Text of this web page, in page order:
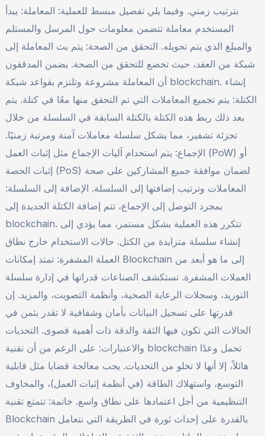
بترتيب زمني. وفيما يلي تفصيل مبسط للعملية: المعاملة: يبدأ
المستخدم معاملة تتضمن معلومات حول المرسل والمستلم
والمبلغ الذي يتم تحويله. التحقق من الصحة: ​​يتم بث المعاملة إلى
شبكة من العقد، حيث تخضع للتحقق من الصحة. يضمن المدققون
أن المعاملة مشروعة وتلتزم بقواعد شبكة blockchain. إنشاء
الكتلة: يتم تجميع المعاملات التي تم التحقق منها معًا في كتلة. يتم
بعد ذلك ربط هذه الكتلة بالكتلة السابقة في السلسلة من خلال
تجزئة تشفير، مما يشكل سلسلة معاملات آمنة ومرتبة زمنيًا.
الإجماع: يتم استخدام آليات الإجماع مثل إثبات العمل (PoW) أو
إثبات الحصة (PoS) لضمان موافقة جميع المشاركين على صحة
المعاملات وترتيب إضافتها إلى السلسلة. الإضافة إلى السلسلة:
بمجرد التوصل إلى الإجماع، تتم إضافة الكتلة الجديدة إلى
blockchain. تتكرر هذه العملية بشكل مستمر، مما يؤدي إلى
إنشاء سلسلة متزايدة من الكتل. حالات الاستخدام خارج نطاق
العملة المشفرة: تمتد إمكانات Blockchain إلى ما هو أبعد من
العملات المشفرة. تستكشف الصناعات قدراتها في إدارة سلسلة
التوريد، وسجلات الرعاية الصحية، وأنظمة التصويت، والمزيد. إن
قدرتها على تسجيل البيانات بأمان وشفافية لا تقدر بثمن في
الحالات التي تكون فيها الثقة والدقة ذات أهمية قصوى. التحديات
والاعتبارات: على الرغم من أن تقنية blockchain تحمل وعدًا
هائلاً، إلا أنها لا تخلو من التحديات. يجب معالجة قضايا مثل قابلية
التوسع، واستهلاك الطاقة (في أنظمة إثبات العمل)، والمخاوف
التنظيمية من أجل اعتمادها على نطاق واسع. خاتمة: تتمتع تقنية
Blockchain بالقدرة على إحداث ثورة في الطريقة التي نتعامل